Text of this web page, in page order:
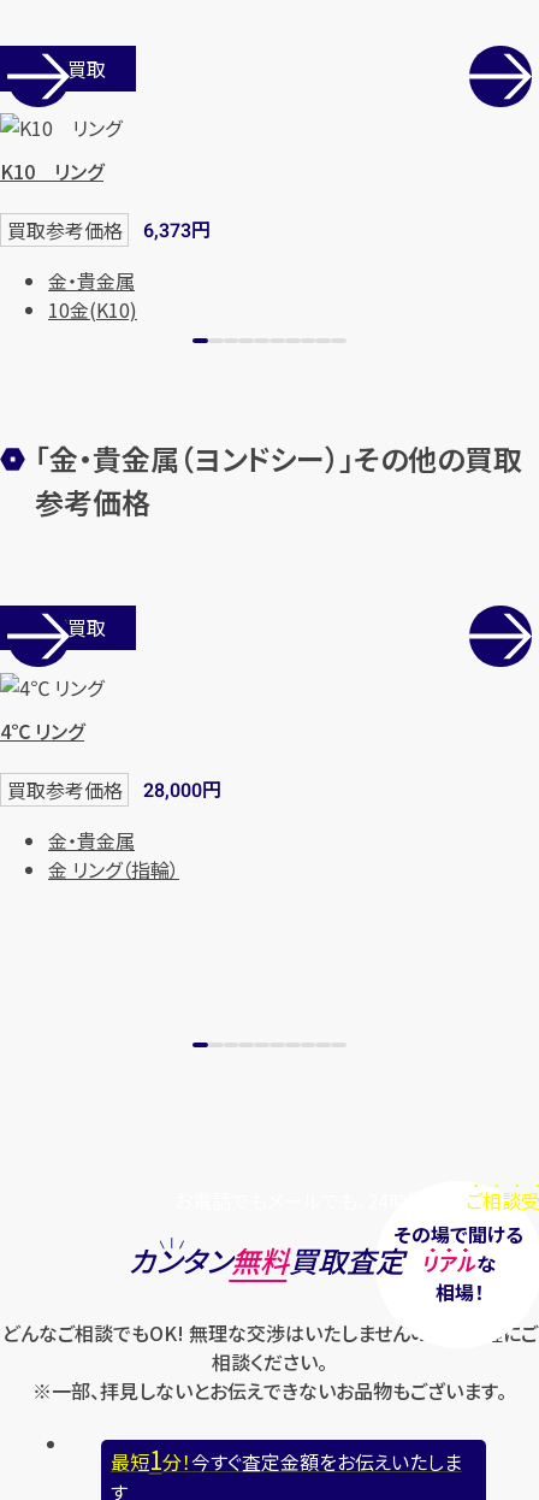
店舗買取
K10 リング
買取参考価格 6,373円
金・貴金属
10金(K10)
「金・貴金属（ヨンドシー）」その他の買取
参考価格
店舗買取
4℃ リング
買取参考価格 28,000円
金・貴金属
金 リング（指輪）
ご相談
その場で聞ける
リアルな
相場！
カンタン無料買取査定
どんなご相談でもOK! 無理な交渉はいたしませんのでお気軽にご
相談ください。
※一部、拝見しないとお伝えできないお品物もございます。
最短1分！今すぐ査定金額をお伝えいたしま
す